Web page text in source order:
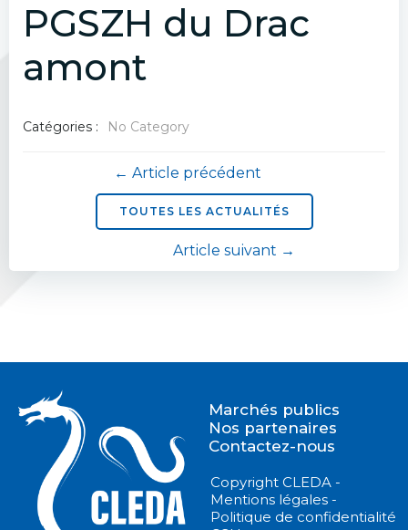
PGSZH du Drac
amont
Catégories : No Category
Navigation
de
l’article
← Article précédent
TOUTES LES ACTUALITÉS
Navigation
Article suivant →
Marchés publics
Nos partenaires
Contactez-nous
Copyright CLEDA -
Mentions légales -
Politique de confidentialité